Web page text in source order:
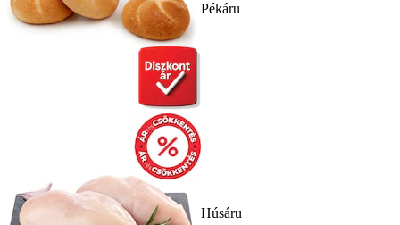
Pékáru
Húsáru